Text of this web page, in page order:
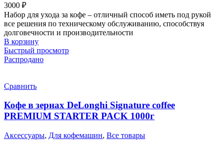
3000 ₽
Набор для ухода за кофе – отличный способ иметь под рукой
все решения по техническому обслуживанию, способствуя
долговечности и производительности
В корзину
Быстрый просмотр
Распродано
Сравнить
Кофе в зернах DeLonghi Signature coffee
PREMIUM STARTER PACK 1000г
Аксессуары, Для кофемашин, Все товары